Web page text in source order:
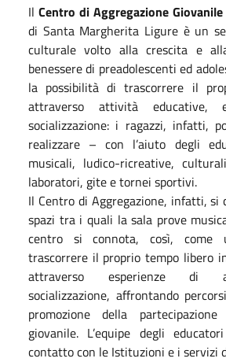
Il Centro di Aggregazione Giovanile
di Santa Margherita Ligure è un
culturale volto alla crescita e
benessere di preadolescenti ed
la possibilità di trascorrere il
attraverso attività educative,
socializzazione: i ragazzi, infatti,
realizzare – con l’aiuto degli
musicali, ludico-ricreative,
laboratori, gite e tornei sportivi.
Il Centro di Aggregazione, infatti, si
spazi tra i quali la sala prove
centro si connota, così, come
trascorrere il proprio tempo libero
attraverso esperienze di
socializzazione, affrontando
promozione della
giovanile. L’equipe degli
contatto con le Istituzioni e i servizi